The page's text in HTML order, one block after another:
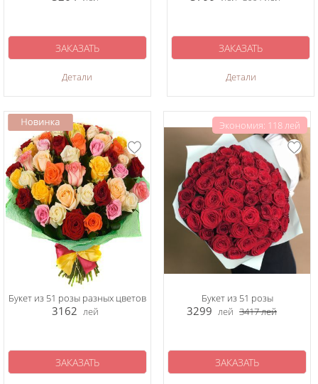
Детали
ЗАКАЗАТЬ
Детали
ЗАКАЗАТЬ
Букет из 51 розы разных цветов
3162 лей
ЗАКАЗАТЬ
Экономия: 118 лей
Букет из 51 розы
3299 лей 3417лей
ЗАКАЗАТЬ